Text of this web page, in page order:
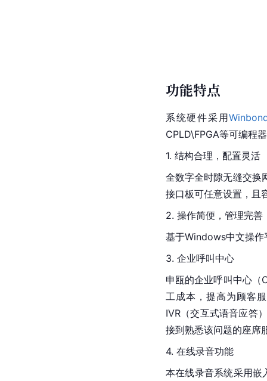
功能特点
系统硬件采用
CPLD\FPGA等可编程
1. 结构合理，配置灵活
全数字全时隙无缝交换
接口板可任意设置，且
2. 操作简便，管理完善
基于Windows中文操作
3. 企业呼叫中心
申瓯的企业呼叫中心（
工成本，提高为顾客
IVR（交互式语音应答
接到熟悉该问题的座席
4. 在线录音功能
本在线录音系统采用嵌